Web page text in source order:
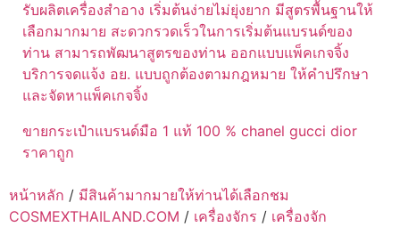
รับผลิตเครื่องสำอาง เริ่มต้นง่ายไม่ยุ่งยาก มีสูตรพื้นฐานให้
เลือกมากมาย สะดวกรวดเร็วในการเริ่มต้นแบรนด์ของ
ท่าน สามารถพัฒนาสูตรของท่าน ออกแบบแพ็คเกจจิ้ง
บริการจดแจ้ง อย. แบบถูกต้องตามกฎหมาย ให้คำปรึกษา
และจัดหาแพ็คเกจจิ้ง
ขายกระเป๋าแบรนด์มือ 1 แท้ 100 % chanel gucci dior
ราคาถูก
หน้าหลัก / มีสินค้ามากมายให้ท่านได้เลือกชม
COSMEXTHAILAND.COM / เครื่องจักร / เครื่องจัก